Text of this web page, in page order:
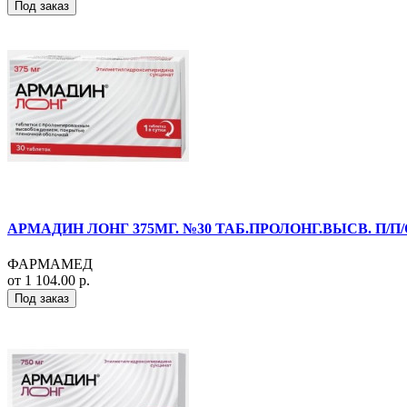
Под заказ
АРМАДИН ЛОНГ 375МГ. №30 ТАБ.ПРОЛОНГ.ВЫСВ. П/
ФАРМАМЕД
от 1 104.00 р.
Под заказ